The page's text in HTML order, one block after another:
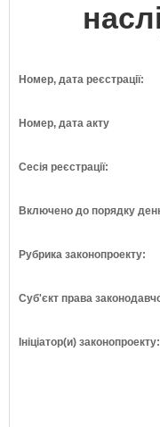
Номер, дата реєстрації:
Номер, дата акту
Сесія реєстрації:
Включено до порядку
Рубрика законопроекту:
Суб'єкт права
Ініціатор(и) законопроекту: